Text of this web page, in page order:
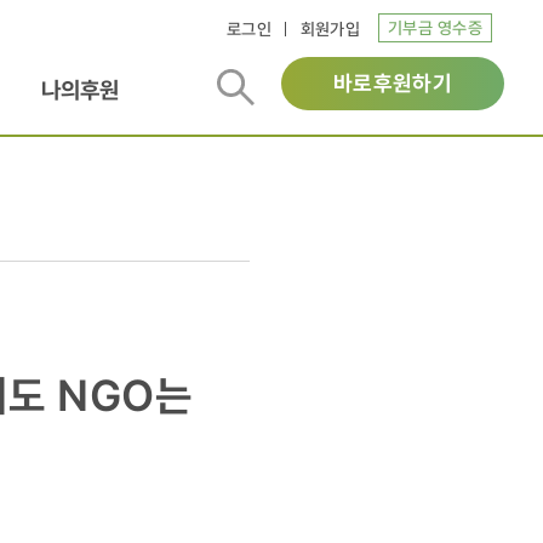
로그인 회원가입 기부금 영수증
나의후원 바로후원하기
도 NGO는